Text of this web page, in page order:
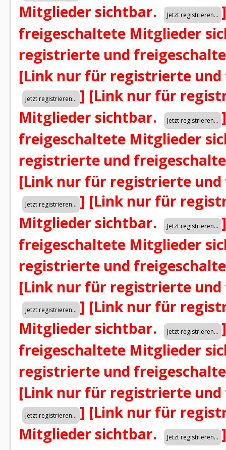
Mitglieder sichtbar.
]
freigeschaltete Mitglieder
registrierte und
[Link nur für registrierte
] [Link nur für
Mitglieder sichtbar.
]
freigeschaltete Mitglieder
registrierte und
[Link nur für registrierte
] [Link nur für
Mitglieder sichtbar.
]
freigeschaltete Mitglieder
registrierte und
[Link nur für registrierte
] [Link nur für
Mitglieder sichtbar.
]
freigeschaltete Mitglieder
registrierte und
[Link nur für registrierte
] [Link nur für
Mitglieder sichtbar.
]